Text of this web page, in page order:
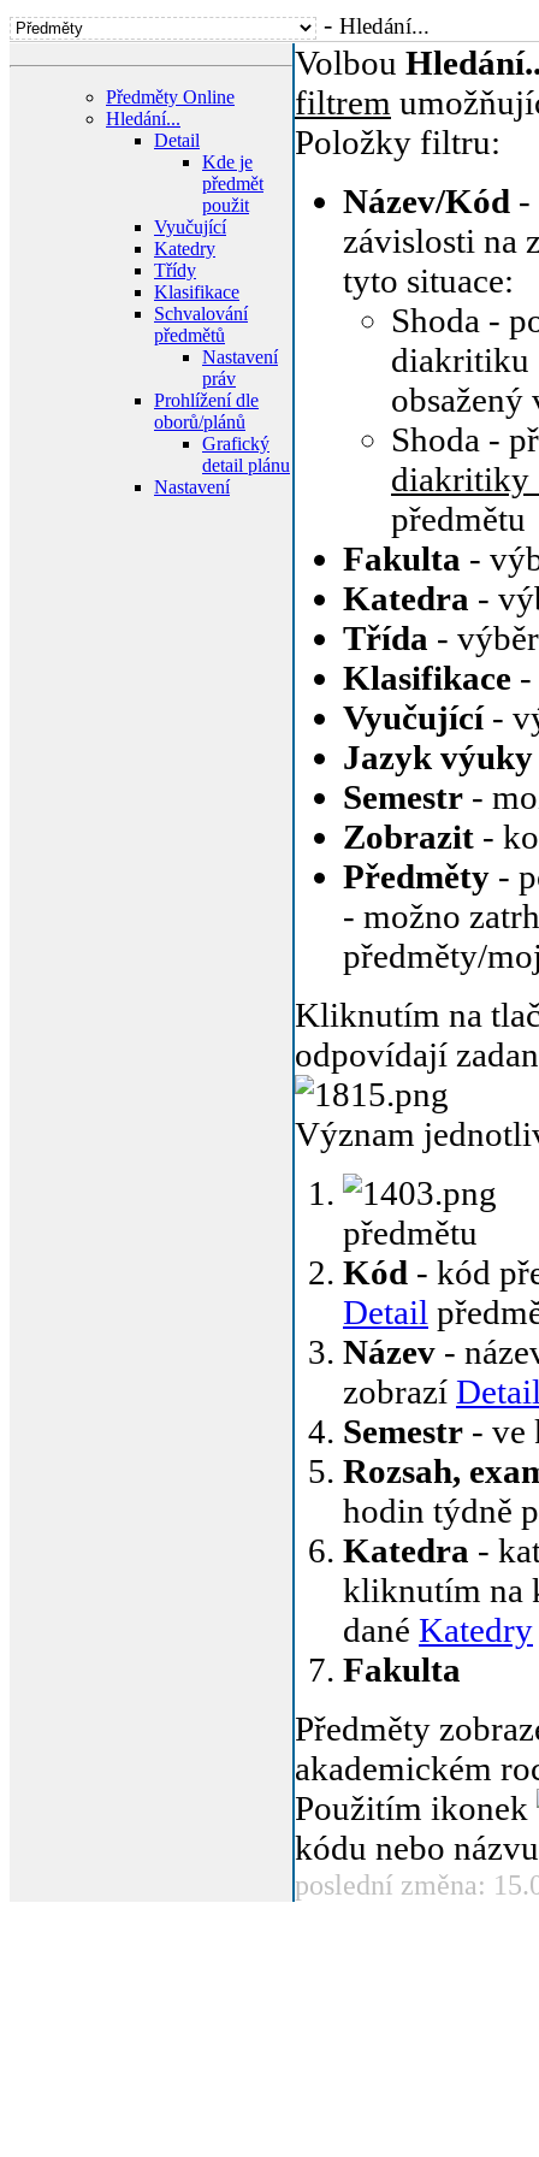
- Hledání...
Předměty Online
Hledání...
Detail
Kde je
předmět
použit
Vyučující
Katedry
Třídy
Klasifikace
Schvalování
předmětů
Nastavení
práv
Prohlížení dle
oborů/plánů
Grafický
detail plánu
Nastavení
Volbou
filtrem
Položky filtru:
Název/Kód -
závislosti na
tyto situace:
Shoda -
diakritiku
obsažený
Shoda -
diakritiky
předmětu
Fakulta -
Katedra -
Třída -
Klasifikace -
Vyučující-
Jazyk výuky
Semestr -
Zobrazit -
Předměty -
- možno
předměty/
Kliknutím na
odpovídají
Význam
předmětu
Kód - kód
Detail
Název -
zobrazí
Semestr - ve
Rozsah,
hodin týdně
Katedra -
kliknutím na
dané Katedry
Fakulta
Předměty
akademickém
Použitím ikonek
kódu nebo
poslední změna: